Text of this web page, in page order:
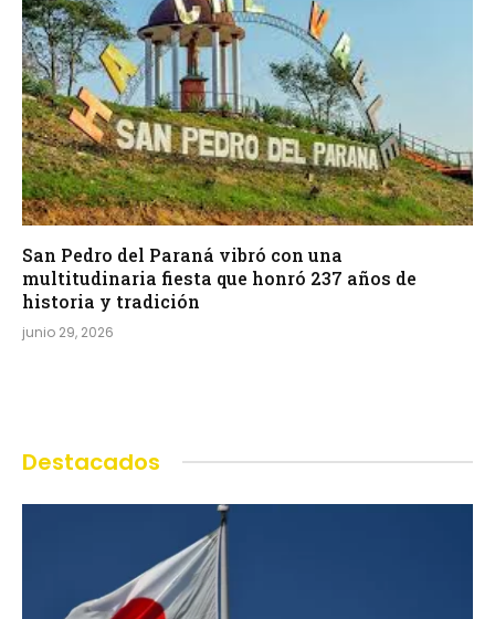
San Pedro del Paraná vibró con una
multitudinaria fiesta que honró 237 años de
historia y tradición
junio 29, 2026
Destacados